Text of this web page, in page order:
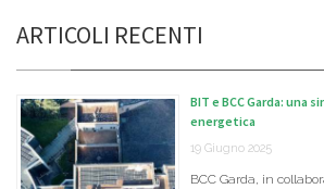
ARTICOLI RECENTI
BIT e BCC Garda: una
energetica
19 Giugno 2025
BCC Garda, in